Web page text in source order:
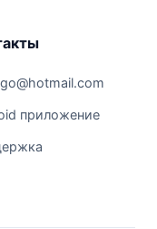
приложение